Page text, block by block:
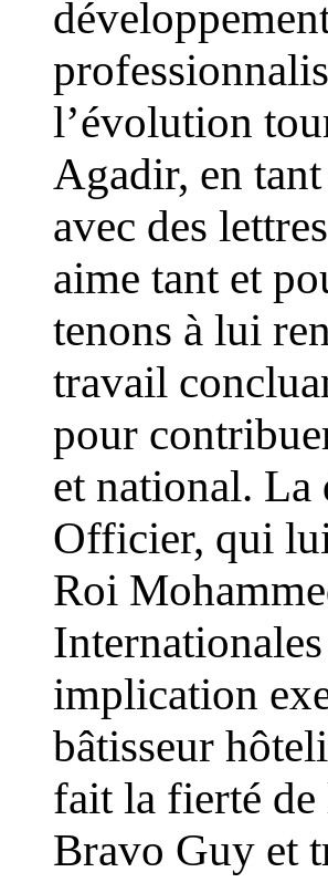
l’évolution
Agadir, en
avec des
aime tant et
tenons à lui
travail
pour
et national.
Officier, qui lui
Roi
implication
bâtisseur
fait la fierté
Bravo Guy et